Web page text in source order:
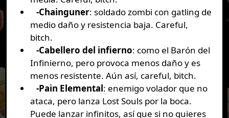
-Chainguner: soldado zombi con gatling de
medio daño y resistencia baja. Careful,
bitch.
-Cabellero del infierno: como el Barón del
Infinierno, pero provoca menos daño y es
menos resistente. Aún así, careful, bitch.
-Pain Elemental: enemigo volador que no
ataca, pero lanza Lost Souls por la boca.
Puede lanzar infinitos, así que si no quieres